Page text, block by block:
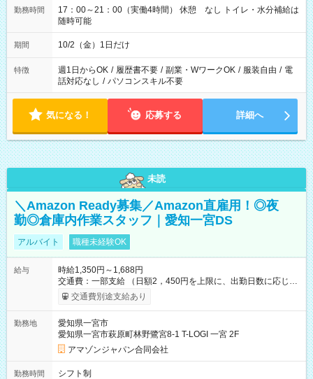
勤務時間
17：00～21：00（実働4時間） 休憩 なし トイレ・水分補給は
随時可能
期間 10/2（金）1日だけ
特徴 週1日からOK / 履歴書不要 / 副業・WワークOK / 服装自由 / 電
話対応なし / パソコンスキル不要
気になる！ 応募する 詳細へ
未読
＼Amazon Ready募集／Amazon直雇用！◎夜
勤◎倉庫内作業スタッフ｜愛知一宮DS
アルバイト 職種未経験OK
給与
時給1,350円～1,688円
交通費：一部支給 （日額2，450円を上限に、出勤日数に応じて
実費支給） ※22:00～翌5:00までは時給25%UP！ ■給与前払い
制度あり ※前払い額の上限あり、手数料無料（Amazon負担）
交通費別途支給あり
勤務地
愛知県一宮市
愛知県一宮市萩原町林野鷺宮8-1 T-LOGI 一宮 2F
アマゾンジャパン合同会社
勤務時間
シフト制